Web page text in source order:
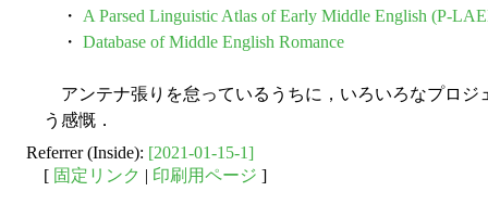
・ A Parsed Linguistic Atlas of Early Middle English (P-
・ Database of Middle English Romance
アンテナ張りを怠っているうちに，いろいろなプロジ
う感慨．
Referrer (Inside): [2021-01-15-1]
[ 固定リンク | 印刷用ページ ]